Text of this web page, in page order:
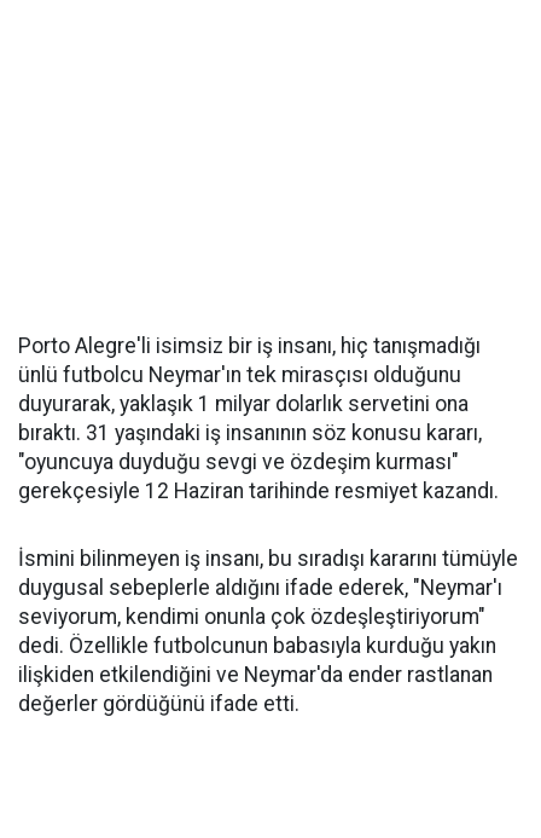
Porto Alegre'li isimsiz bir iş insanı, hiç tanışmadığı
ünlü futbolcu Neymar'ın tek mirasçısı olduğunu
duyurarak, yaklaşık 1 milyar dolarlık servetini ona
bıraktı. 31 yaşındaki iş insanının söz konusu kararı,
"oyuncuya duyduğu sevgi ve özdeşim kurması"
gerekçesiyle 12 Haziran tarihinde resmiyet kazandı.
İsmini bilinmeyen iş insanı, bu sıradışı kararını tümüyle
duygusal sebeplerle aldığını ifade ederek, "Neymar'ı
seviyorum, kendimi onunla çok özdeşleştiriyorum"
dedi. Özellikle futbolcunun babasıyla kurduğu yakın
ilişkiden etkilendiğini ve Neymar'da ender rastlanan
değerler gördüğünü ifade etti.